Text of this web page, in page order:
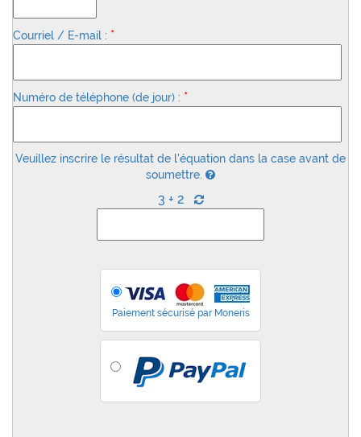
Courriel / E-mail : *
Numéro de téléphone (de jour) : *
Veuillez inscrire le résultat de l'équation dans la case avant de
soumettre.
3 + 2
Paiement sécurisé par Moneris